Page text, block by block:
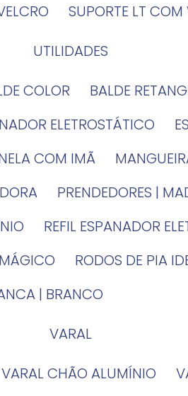
SUPORTE LT
UTILIDADES
COLOR BALDE
ELETROSTÁTICO
COM IMÃ
PRENDEDORES |
REFIL ESPANADOR
MÁGICO RODOS DE PIA
| BRANCO
VARAL
VARAL CHÃO ALUMÍNIO